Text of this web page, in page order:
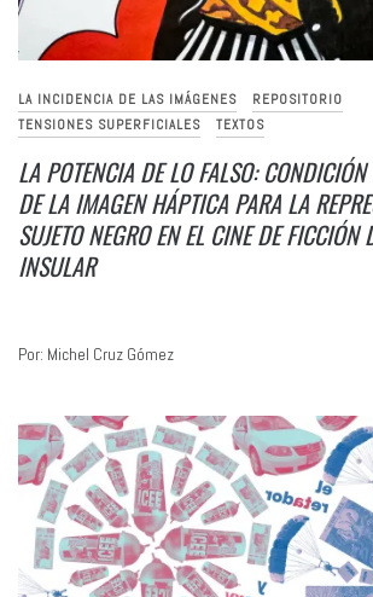
LA INCIDENCIA DE LAS IMÁGENES
REPOSITORIO
TENSIONES SUPERFICIALES
TEXTOS
LA POTENCIA DE LO FALSO:
DE LA IMAGEN HÁPTICA PARA LA
SUJETO NEGRO EN EL CINE DE FICCIÓN
INSULAR
Por: Michel Cruz Gómez